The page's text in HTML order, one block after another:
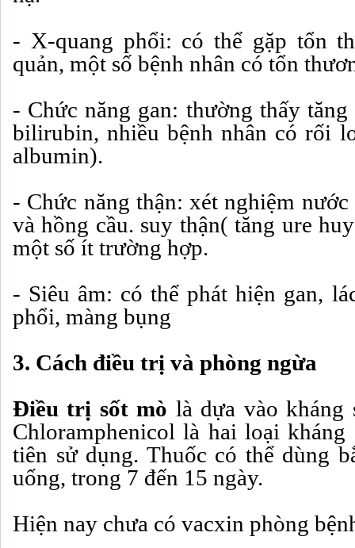
- X-quang phổi: có thể gặp tổn
quản, một số bệnh nhân có tổn
- Chức năng gan: thường thấy
bilirubin, nhiều bệnh nhân có rối
albumin).
- Chức năng thận: xét nghiệm
và hồng cầu. suy thận( tăng ure
một số ít trường hợp.
- Siêu âm: có thể phát hiện gan,
phổi, màng bụng
3. Cách điều trị và phòng ngừa
Điều trị sốt mò là dựa vào kháng
Chloramphenicol là hai loại
tiên sử dụng. Thuốc có thể dùng
uống, trong 7 đến 15 ngày.
Hiện nay chưa có vacxin phòng